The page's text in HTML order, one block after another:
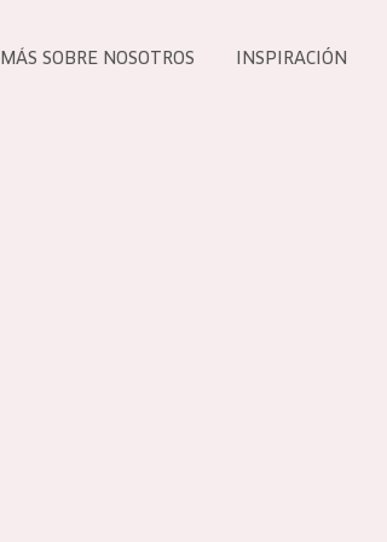
MÁS SOBRE NOSOTROS INSPIRACIÓN